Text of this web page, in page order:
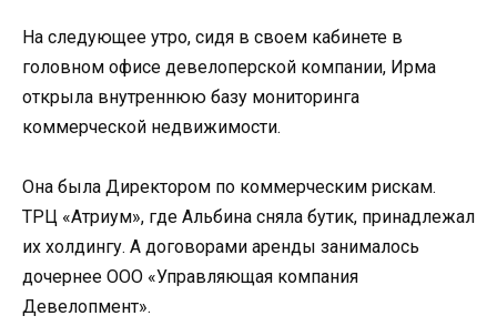
На следующее утро, сидя в своем кабинете в
головном офисе девелоперской компании, Ирма
открыла внутреннюю базу мониторинга
коммерческой недвижимости.
Она была Директором по коммерческим рискам.
ТРЦ «Атриум», где Альбина сняла бутик, принадлежал
их холдингу. А договорами аренды занималось
дочернее ООО «Управляющая компания
Девелопмент».